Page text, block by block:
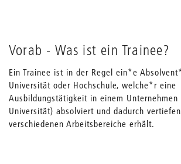
Vorab - Was ist ein Trainee?
Ein Trainee ist in der Regel ein*e
Universität oder Hochschule, welche*r eine
Ausbildungstätigkeit in einem
Universität) absolviert und dadurch
verschiedenen Arbeitsbereiche erhält.